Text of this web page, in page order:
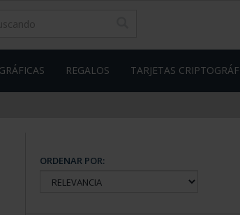
REGALOS TARJETAS
ORDENAR POR: